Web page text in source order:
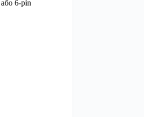
6-pin